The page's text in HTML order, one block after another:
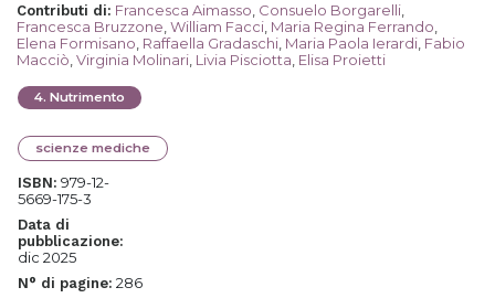
Contributi di: Francesca Aimasso Consuelo Borgarelli
Francesca Bruzzone William Facci Maria Regina Ferrando
Elena Formisano Raffaella Gradaschi Maria Paola Ierardi Fabio
Macciò Virginia Molinari Livia Pisciotta Elisa Proietti
4. Nutrimento
scienze mediche
ISBN: 979-12-
5669-175-3
Data di
pubblicazione:
dic 2025
N° di pagine: 286